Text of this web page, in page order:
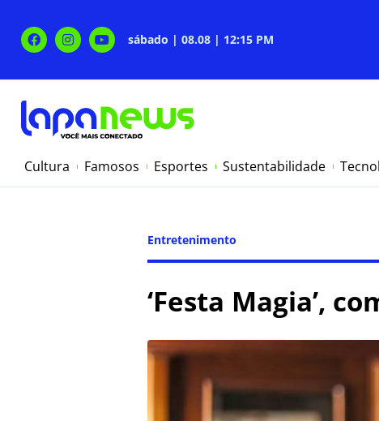
sábado | 08.08 | 12:15 PM
Cultura Famosos Esportes Sustentabilidade
Entretenimento
‘Festa Magia’,